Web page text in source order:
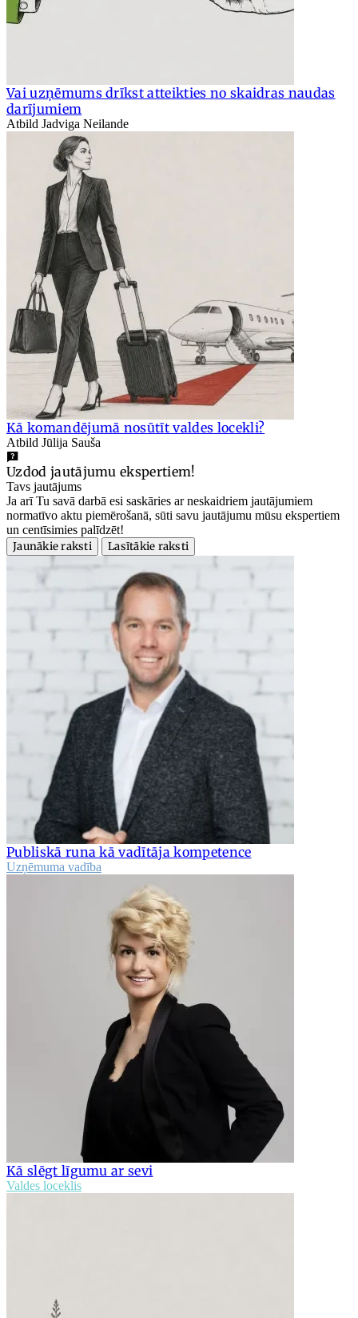
Vai uzņēmums drīkst atteikties no skaidras naudas
darījumiem
Atbild Jadviga Neilande
Kā komandējumā nosūtīt valdes locekli?
Atbild Jūlija Sauša
Uzdod jautājumu ekspertiem!
Tavs jautājums
Ja arī Tu savā darbā esi saskāries ar neskaidriem jautājumiem
normatīvo aktu piemērošanā, sūti savu jautājumu mūsu ekspertiem
un centīsimies palīdzēt!
Jaunākie raksti
Lasītākie raksti
Publiskā runa kā vadītāja kompetence
Uzņēmuma vadība
Kā slēgt līgumu ar sevi
Valdes loceklis